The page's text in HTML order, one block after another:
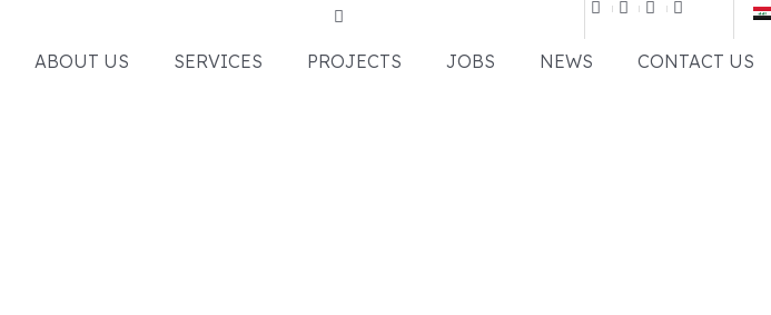
ABOUT US SERVICES PROJECTS JOBS NEWS CONTACT US